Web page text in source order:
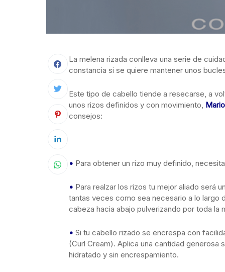
La melena rizada conlleva una serie de
constancia si se quiere mantener unos
Este tipo de cabello tiende a resecarse, a
unos rizos definidos y con movimiento,
consejos:
• Para obtener un rizo muy definido,
• Para realzar los rizos tu mejor aliado será
tantas veces como sea necesario a lo largo
cabeza hacia abajo pulverizando por toda
• Si tu cabello rizado se encrespa con
(Curl Cream). Aplica una cantidad
hidratado y sin encrespamiento.